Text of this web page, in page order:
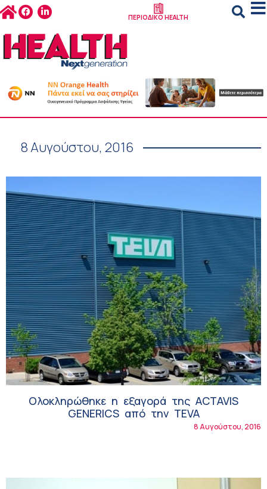
ΠΕΡΙΟΔΙΚΟ HEALTH
8 Αυγούστου, 2016
Ολοκληρώθηκε η εξαγορά της ACTAVIS
GENERICS από την TEVA
8 Αυγούστου, 2016